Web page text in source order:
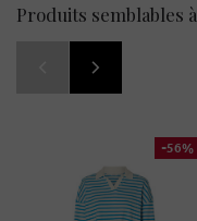
Produits semblables
-56%